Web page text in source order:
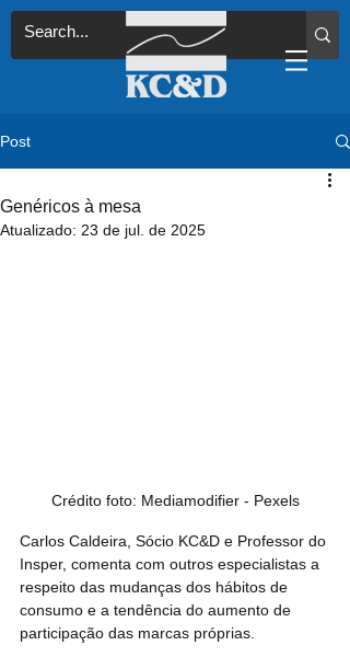
Post
Genéricos à mesa
Atualizado: 23 de jul. de 2025
Crédito foto: Mediamodifier - Pexels
Carlos Caldeira, Sócio KC&D e Professor do
Insper, comenta com outros especialistas a
respeito das mudanças dos hábitos de
consumo e a tendência do aumento de
participação das marcas próprias.